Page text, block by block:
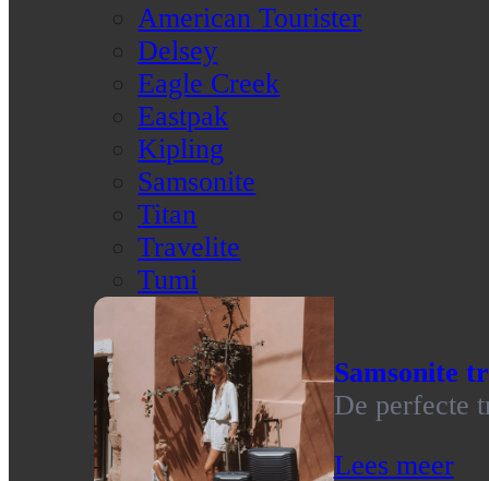
American Tourister
Delsey
Eagle Creek
Eastpak
Kipling
Samsonite
Titan
Travelite
Tumi
Samsonite
De perfecte
Lees meer